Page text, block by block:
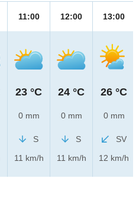
11:00
23 °C
0 mm
S
11 km/h
12:00
24 °C
0 mm
S
11 km/h
13:00
26 °C
0 mm
SV
12 km/h